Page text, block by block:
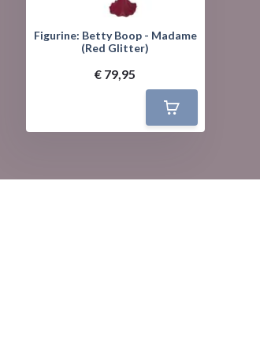
Figurine: Betty Boop - Madame
(Red Glitter)
€ 79,95